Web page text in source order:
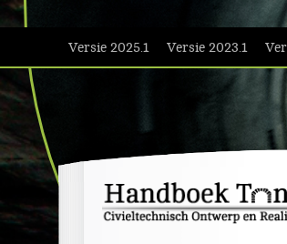
Versie 2025.1 Versie 2023.1